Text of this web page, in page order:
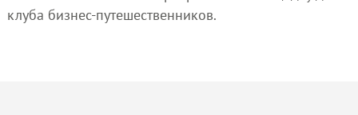
клуба бизнес-путешественников.